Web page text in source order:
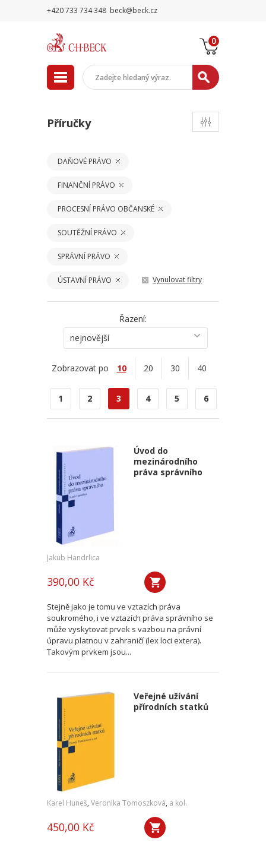
+420 733 734 348 beck@beck.cz
0
Příručky
DAŇOVÉ PRÁVO
FINANČNÍ PRÁVO
PROCESNÍ PRÁVO OBČANSKÉ
SOUTĚŽNÍ PRÁVO
SPRÁVNÍ PRÁVO
ÚSTAVNÍ PRÁVO Vynulovat filtry
Řazení:
nejnovější
Zobrazovat po 10 20 30 40
1 2 3 4 5 6
Úvod do
mezinárodního
práva správního
Jakub Handrlica
390,00 Kč
Stejně jako je tomu ve vztazích práva
soukromého, i ve vztazích práva správního se
může vyskytovat prvek s vazbou na právní
úpravu platnou v zahraničí (lex loci extera).
Takovým prvkem jsou...
Veřejné užívání
přírodních statků
Karel Huneš, Veronika Tomoszková, a kol.
450,00 Kč